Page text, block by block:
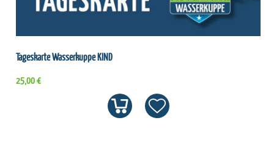
Tageskarte Wasserkuppe KIND
25,00 €